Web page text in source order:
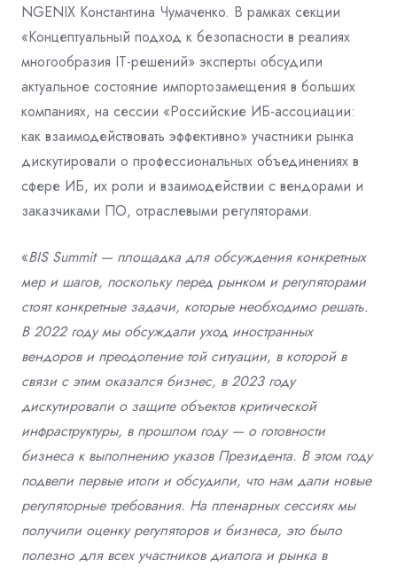
NGENIX Константина Чумаченко. В рамках секции
«Концептуальный подход к безопасности в реалиях
многообразия IT-решений» эксперты обсудили
актуальное состояние импортозамещения в больших
компаниях, на сессии «Российские ИБ-ассоциации:
как взаимодействовать эффективно» участники рынка
дискутировали о профессиональных объединениях в
сфере ИБ, их роли и взаимодействии с вендорами и
заказчиками ПО, отраслевыми регуляторами.
«BIS Summit — площадка для обсуждения конкретных
мер и шагов, поскольку перед рынком и регуляторами
стоят конкретные задачи, которые необходимо решать.
В 2022 году мы обсуждали уход иностранных
вендоров и преодоление той ситуации, в которой в
связи с этим оказался бизнес, в 2023 году
дискутировали о защите объектов критической
инфраструктуры, в прошлом году — о готовности
бизнеса к выполнению указов Президента. В этом году
подвели первые итоги и обсудили, что нам дали новые
регуляторные требования. На пленарных сессиях мы
получили оценку регуляторов и бизнеса, это было
полезно для всех участников диалога и рынка в